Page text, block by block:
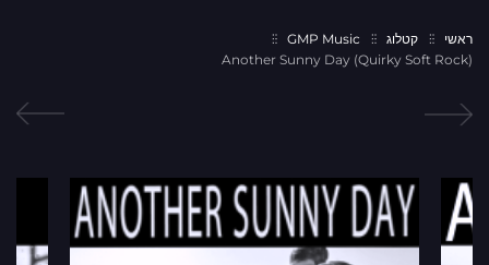
ראשי קטלוג
GMP Music
Another Sunny Day (Quirky Soft Rock)